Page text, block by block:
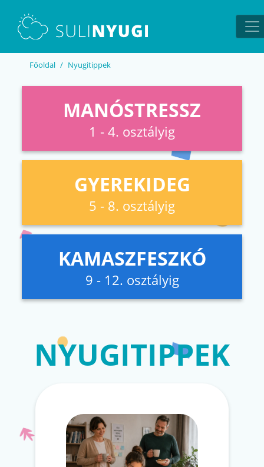
Főoldal Nyugitippek
MANÓSTRESSZ
1 - 4. osztályig
GYEREKIDEG
5 - 8. osztályig
KAMASZFESZKÓ
9 - 12. osztályig
NYUGITIPPEK